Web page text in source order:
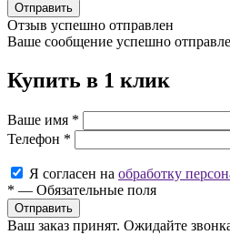
Отправить
Отзыв успешно отправлен
Ваше сообщение успешно
Купить в 1 клик
Ваше имя *
Телефон *
Я согласен на обработку
* — Обязательные поля
Ваш заказ принят. Ожидайте